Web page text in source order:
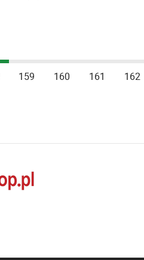
159 160 161 162